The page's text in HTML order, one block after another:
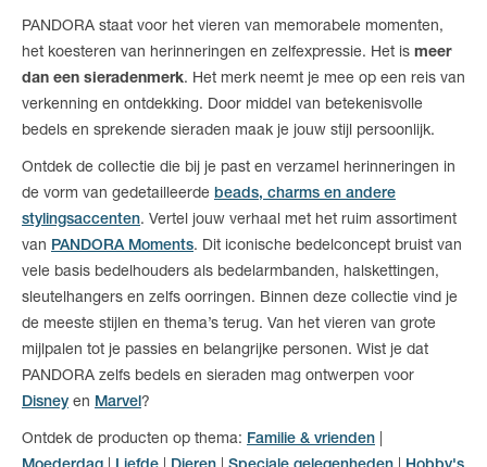
PANDORA staat voor het vieren van memorabele momenten,
het koesteren van herinneringen en zelfexpressie. Het is meer
dan een sieradenmerk. Het merk neemt je mee op een reis van
verkenning en ontdekking. Door middel van betekenisvolle
bedels en sprekende sieraden maak je jouw stijl persoonlijk.
Ontdek de collectie die bij je past en verzamel herinneringen in
de vorm van gedetailleerde beads, charms en andere
stylingsaccenten. Vertel jouw verhaal met het ruim assortiment
van PANDORA Moments. Dit iconische bedelconcept bruist van
vele basis bedelhouders als bedelarmbanden, halskettingen,
sleutelhangers en zelfs oorringen. Binnen deze collectie vind je
de meeste stijlen en thema’s terug. Van het vieren van grote
mijlpalen tot je passies en belangrijke personen. Wist je dat
PANDORA zelfs bedels en sieraden mag ontwerpen voor
Disney en Marvel?
Ontdek de producten op thema: Familie & vrienden